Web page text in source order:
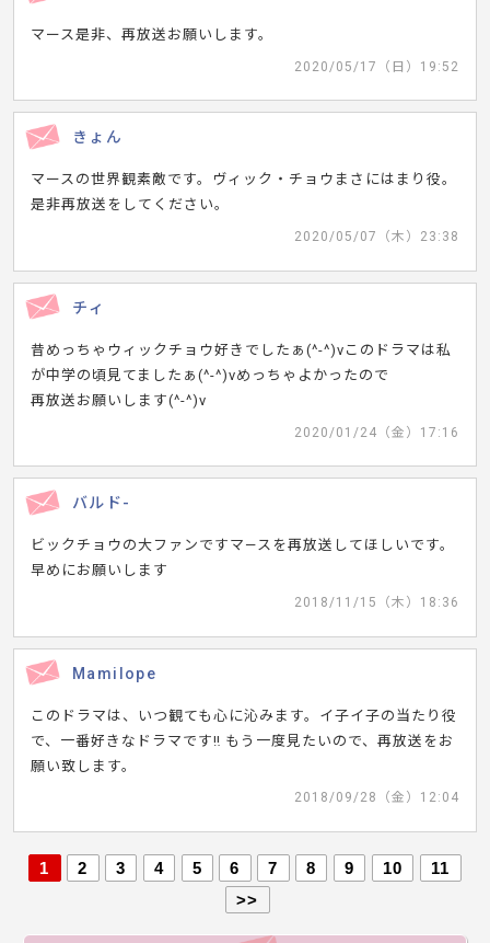
マース是非、再放送お願いします。
2020/05/17（日）19:52
きょん
マースの世界観素敵です。ヴィック・チョウまさにはまり役。
是非再放送をしてください。
2020/05/07（木）23:38
チィ
昔めっちゃウィックチョウ好きでしたぁ(^-^)vこのドラマは私
が中学の頃見てましたぁ(^-^)vめっちゃよかったので
再放送お願いします(^-^)v
2020/01/24（金）17:16
バルド-
ビックチョウの大ファンですマ—スを再放送してほしいです。
早めにお願いします
2018/11/15（木）18:36
Mamilope
このドラマは、いつ観ても心に沁みます。イ子イ子の当たり役
で、一番好きなドラマです‼️ もう一度見たいので、再放送をお
願い致します。
2018/09/28（金）12:04
1 2 3 4 5 6 7 8 9 10
11
>>